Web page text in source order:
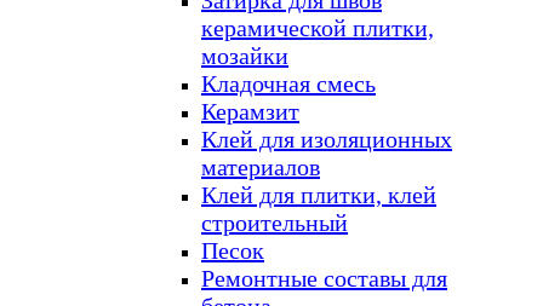
керамической плитки,
мозайки
Кладочная смесь
Керамзит
Клей для изоляционных
материалов
Клей для плитки, клей
строительный
Песок
Ремонтные составы для